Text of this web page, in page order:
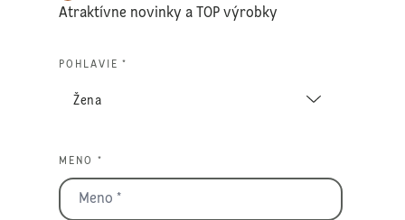
Atraktívne novinky a TOP výrobky
POHLAVIE *
MENO *